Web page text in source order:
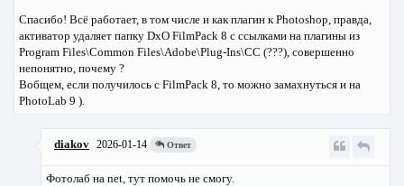
Спасибо! Всё работает, в том числе и как плагин к Photoshop, правда,
активатор удаляет папку DxO FilmPack 8 с ссылками на плагины из
Program Files\Common Files\Adobe\Plug-Ins\CC (???), совершенно
непонятно, почему ?
Вобщем, если получилось с FilmPack 8, то можно замахнуться и на
PhotoLab 9 ).
diakov 2026-01-14 Ответ
Фотолаб на net, тут помочь не смогу.